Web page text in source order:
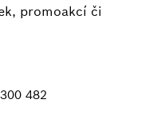
promoakcí či
482